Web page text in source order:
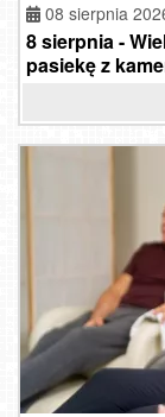
08 sierpnia
8 sierpnia -
pasiekę z